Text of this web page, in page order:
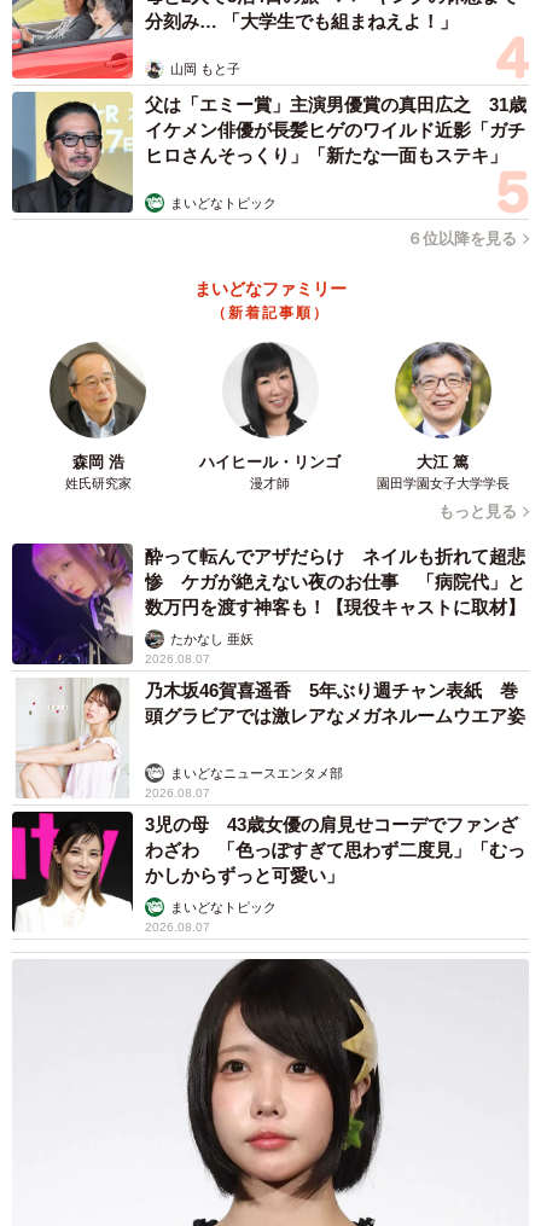
「しばらくどうしようか悩んでいる様子で固まっていまし
た。その後、勇気を出して自ら一歩踏み出したときにおも
ちゃがズレて、その後は嬉しそうに遊んでいました」
――ポメリーくんが可愛いと感じる時は、ほかにもありま
「膝に乗ると何時間も座りっぱなしなところが可愛いなと
思います。自分からは絶対に下りようとしません。なので
太ももに肉球の跡がよくつきます」
正面からのポメリーくん（提供：ポメラニアンのポメリーさん）
分刻み… 「大学生でも組まねえよ！」
山岡 もと子
父は「エミー賞」主演男優賞の真田広之 31歳
イケメン俳優が長髪ヒゲのワイルド近影「ガチ
ヒロさんそっくり」「新たな一面もステキ」
まいどなトピック
６位以降を見る
まいどなファミリー
（新着記事順）
森岡 浩
姓氏研究家
ハイヒール・リンゴ
漫才師
大江 篤
園田学園女子大学学長
もっと見る
酔って転んでアザだらけ ネイルも折れて超悲
惨 ケガが絶えない夜のお仕事 「病院代」と
数万円を渡す神客も！【現役キャストに取材】
たかなし 亜妖
2026.08.07
乃木坂46賀喜遥香 5年ぶり週チャン表紙 巻
頭グラビアでは激レアなメガネルームウエア姿
まいどなニュースエンタメ部
2026.08.07
3児の母 43歳女優の肩見せコーデでファンざ
わざわ 「色っぽすぎて思わず二度見」「むっ
かしからずっと可愛い」
まいどなトピック
2026.08.07